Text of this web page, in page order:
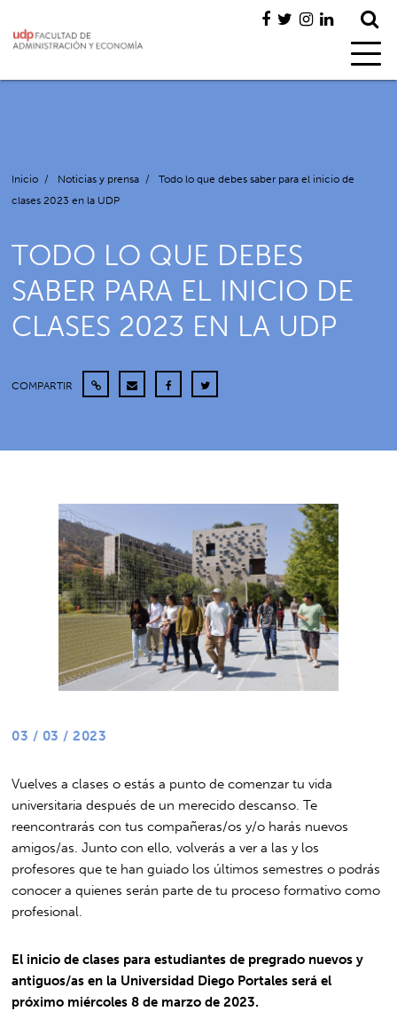
Inicio / Noticias y prensa /
Todo lo que debes saber para el inicio de
clases 2023 en la UDP
TODO LO QUE DEBES
SABER PARA EL INICIO DE
CLASES 2023 EN LA UDP
COMPARTIR
03 / 03 / 2023
Vuelves a clases o estás a punto de comenzar tu vida
universitaria después de un merecido descanso. Te
reencontrarás con tus compañeras/os y/o harás nuevos
amigos/as. Junto con ello, volverás a ver a las y los
profesores que te han guiado los últimos semestres o podrás
conocer a quienes serán parte de tu proceso formativo como
profesional.
El inicio de clases para estudiantes de pregrado nuevos y
antiguos/as en la Universidad Diego Portales será el
próximo miércoles 8 de marzo de 2023.